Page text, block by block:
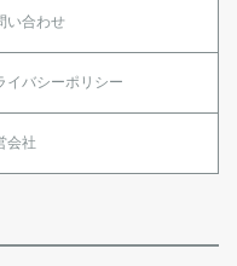
い合わせ
イバシーポリシー
会社